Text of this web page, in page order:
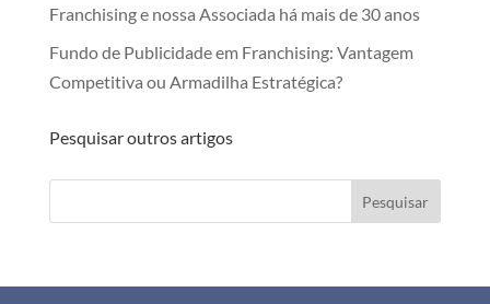
Franchising e nossa Associada há mais de 30 anos
Fundo de Publicidade em Franchising: Vantagem
Competitiva ou Armadilha Estratégica?
Pesquisar outros artigos
Pesquisar